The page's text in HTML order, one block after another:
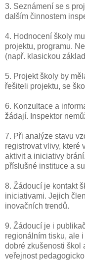
3. Seznámení se s
dalším činnostem
4. Hodnocení školy
projektu, programu.
(např. klasickou
5. Projekt školy by
řešiteli projektu, se
6. Konzultace a
žádají. Inspektor
7. Při analýze stavu
registrovat vlivy, které
aktivit a iniciativy
příslušné instituce a
8. Žádoucí je kontakt
iniciativami. Jejich
inovačních trendů.
9. Žádoucí je i
regionálním tisku, ale
dobré zkušenosti škol
veřejnost